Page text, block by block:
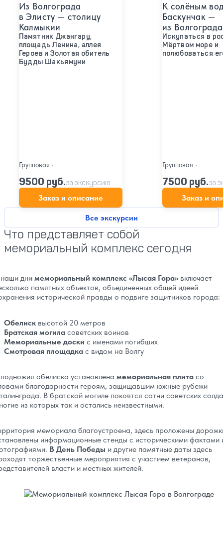
Все экскурсии
Из Волгограда
в Элисту — столицу
Калмыкии
Памятник Джангару,
площадь Ленина, аллея
Героев и Золотая обитель
Будды Шакьямуни
Групповая •
9500 руб.за экскурсию
Заказ и описание
К солёным
Баскунчак —
из Волгограда
Искупаться в
Мёртвом море и
полюбоваться
Групповая •
7500 руб.за
Заказ и
Что представляет собой
мемориальный комплекс сегодня
дни мемориальный комплекс «Лысая Гора» включает
памятных объектов, объединенных общей идеей
исторической правды о подвиге защитников города:
Обелиск высотой 20 метров
Братская могила советских воинов
Мемориальные доски с именами погибших
Смотровая площадка с видом на Волгу
обелиска установлена мемориальная плита со
благодарности героям, защищавшим южные рубежи
В братской могиле покоятся сотни советских
из которых так и остались неизвестными.
мемориала благоустроена, здесь проложены
информационные стенды с историческими фактами
В День Победы и другие памятные даты здесь
торжественные мероприятия с участием ветеранов,
власти и местных жителей.